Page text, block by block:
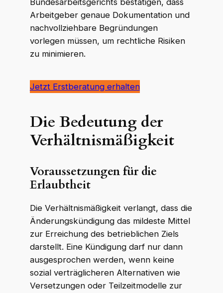
Bundesarbeitsgerichts bestätigen, dass
Arbeitgeber genaue Dokumentation und
nachvollziehbare Begründungen
vorlegen müssen, um rechtliche Risiken
zu minimieren.
Jetzt Erstberatung erhalten
Die Bedeutung der
Verhältnismäßigkeit
Voraussetzungen für die
Erlaubtheit
Die Verhältnismäßigkeit verlangt, dass die
Änderungskündigung das mildeste Mittel
zur Erreichung des betrieblichen Ziels
darstellt. Eine Kündigung darf nur dann
ausgesprochen werden, wenn keine
sozial verträglicheren Alternativen wie
Versetzungen oder Teilzeitmodelle zur